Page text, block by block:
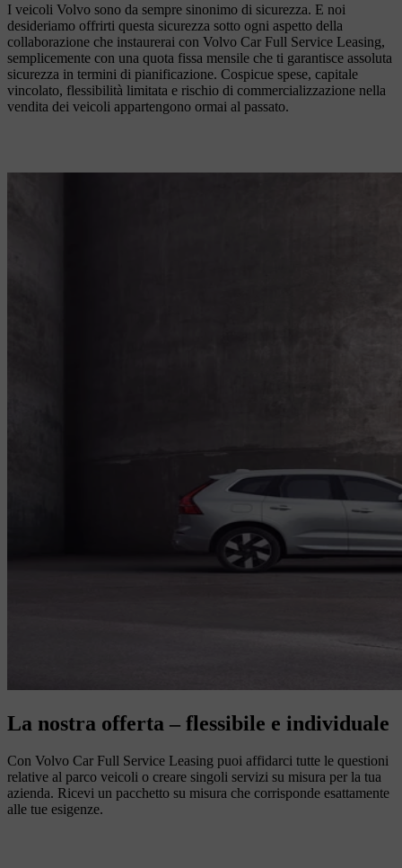
I veicoli Volvo sono da sempre sinonimo di sicurezza. E noi
desideriamo offrirti questa sicurezza sotto ogni aspetto della
collaborazione che instaurerai con Volvo Car Full Service Leasing,
semplicemente con una quota fissa mensile che ti garantisce assoluta
sicurezza in termini di pianificazione. Cospicue spese, capitale
vincolato, flessibilità limitata e rischio di commercializzazione nella
vendita dei veicoli appartengono ormai al passato.
La nostra offerta – flessibile e individuale
Con Volvo Car Full Service Leasing puoi affidarci tutte le questioni
relative al parco veicoli o creare singoli servizi su misura per la tua
azienda. Ricevi un pacchetto su misura che corrisponde esattamente
alle tue esigenze.